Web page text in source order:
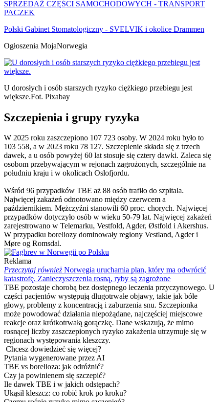
SPRZEDAŻ CZĘŚCI SAMOCHODOWYCH - TRANSPORT
PACZEK
Polski Gabinet Stomatologiczny - SVELVIK i okolice Drammen
Ogłoszenia MojaNorwegia
U dorosłych i osób starszych ryzyko ciężkiego przebiegu jest
większe.Fot. Pixabay
Szczepienia i grupy ryzyka
W 2025 roku zaszczepiono 107 723 osoby. W 2024 roku było to
103 558, a w 2023 roku 78 127. Szczepienie składa się z trzech
dawek, a u osób powyżej 60 lat stosuje się cztery dawki. Zaleca się
osobom przebywającym w rejonach zagrożonych, szczególnie na
południu kraju i w okolicach Oslofjordu.
Wśród 96 przypadków TBE aż 88 osób trafiło do szpitala.
Najwięcej zakażeń odnotowano między czerwcem a
październikiem. Mężczyźni stanowili 60 proc. chorych. Najwięcej
przypadków dotyczyło osób w wieku 50-79 lat. Najwięcej zakażeń
zarejestrowano w Telemarku, Vestfold, Agder, Østfold i Akershus.
W przypadku boreliozy dominowały regiony Vestland, Agder i
Møre og Romsdal.
Reklama
Przeczytaj również Norwegia uruchamia plan, który ma odwrócić
katastrofę. Zanieczyszczenia rosną, ryby są zagrożone
TBE pozostaje chorobą bez dostępnego leczenia przyczynowego. U
części pacjentów występują długotrwałe objawy, takie jak bóle
głowy, problemy z koncentracją i zaburzenia snu. Szczepionka
może powodować działania niepożądane, najczęściej miejscowe
reakcje oraz krótkotrwałą gorączkę. Dane wskazują, że mimo
rosnącej liczby zaszczepionych ryzyko zakażenia utrzymuje się w
regionach występowania kleszczy.
Chcesz dowiedzieć się więcej?
Pytania wygenerowane przez AI
TBE vs borelioza: jak odróżnić?
Czy ja powinienem się szczepić?
Ile dawek TBE i w jakich odstępach?
Ukąsił kleszcz: co robić krok po kroku?